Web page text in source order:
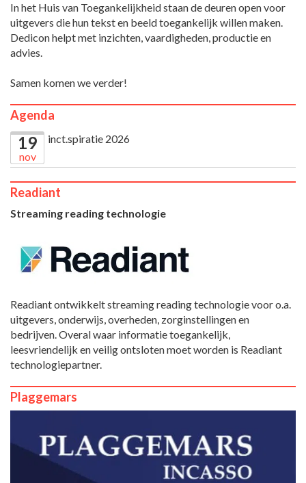
In het Huis van Toegankelijkheid staan de deuren open voor
uitgevers die hun tekst en beeld toegankelijk willen maken.
Dedicon helpt met inzichten, vaardigheden, productie en
advies.
Samen komen we verder!
Agenda
19
nov
inct.spiratie 2026
Readiant
Streaming reading technologie
Readiant ontwikkelt streaming reading technologie voor o.a.
uitgevers, onderwijs, overheden, zorginstellingen en
bedrijven. Overal waar informatie toegankelijk,
leesvriendelijk en veilig ontsloten moet worden is Readiant
technologiepartner.
Plaggemars